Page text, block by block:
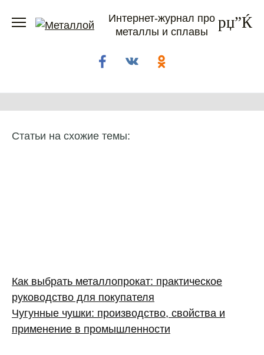
Интернет-журнал про
металлы и сплавы
Статьи на схожие темы:
Как выбрать металлопрокат: практическое
руководство для покупателя
Чугунные чушки: производство, свойства и
применение в промышленности